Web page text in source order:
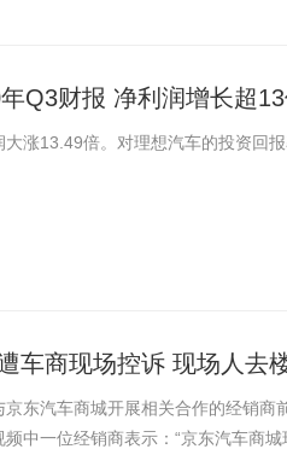
Q3财报 净利润增长超
大涨13.49倍。对理想汽车的投资回
车商现场控诉 现场人去
京东汽车商城开展相关合作的经销商
频中一位经销商表示：“京东汽车商